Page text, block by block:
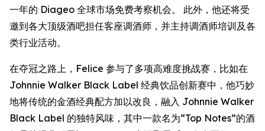
一年的 Diageo 全球市场免费考察机会。 此外，他还将受
邀到各大顶级酒吧担任客座调酒师，并主持调酒师培训及各
类行业活动。
在夺冠之路上，Felice 参与了多项高难度挑战赛，比如在
Johnnie Walker Black Label 经典饮品创新赛中，他巧妙
地将传统的金酒经典配方加以改良，融入 Johnnie Walker
Black Label 的独特风味，其中一款名为“Top Notes”的酒